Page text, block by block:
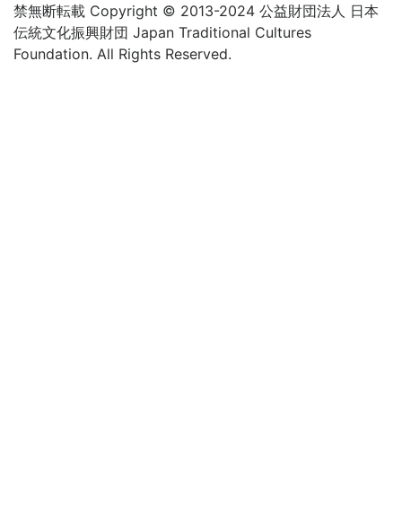
禁無断転載 Copyright © 2013-2024 公益財団法人 日本
伝統文化振興財団 Japan Traditional Cultures
Foundation. All Rights Reserved.